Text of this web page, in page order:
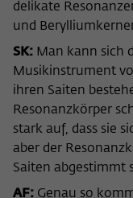
delikate
und
SK: Man kann sich
Musikinstrument
ihren Saiten
Resonanzkörper
stark auf, dass sie
aber der
Saiten abgestimmt
AF: Genau so